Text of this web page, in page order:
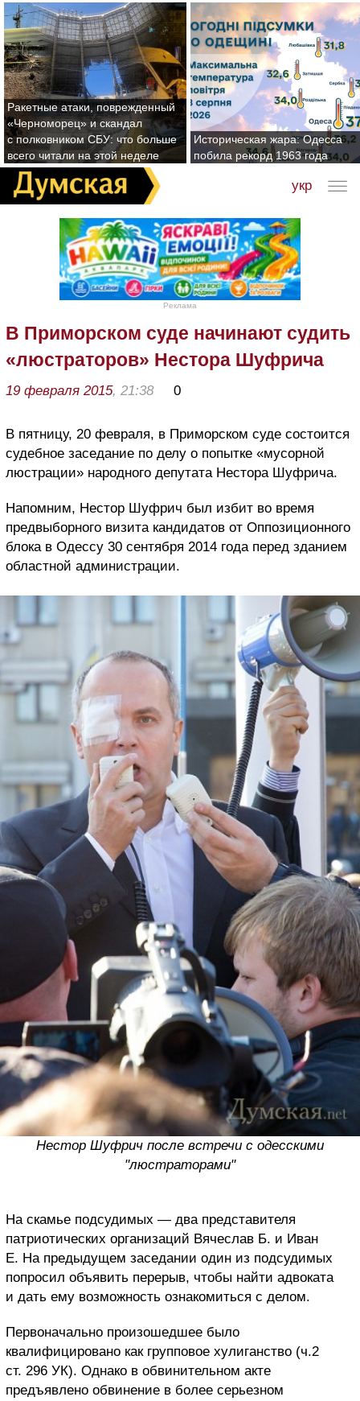
Ракетные атаки, поврежденный
«Черноморец» и скандал
с полковником СБУ: что больше
всего читали на этой неделе
Историческая жара: Одесса
побила рекорд 1963 года
укр
Реклама
В Приморском суде начинают судить
«люстраторов» Нестора Шуфрича
19 февраля 2015, 21:38 0
В пятницу, 20 февраля, в Приморском суде состоится
судебное заседание по делу о попытке «мусорной
люстрации» народного депутата Нестора Шуфрича.
Напомним, Нестор Шуфрич был избит во время
предвыборного визита кандидатов от Оппозиционного
блока в Одессу 30 сентября 2014 года перед зданием
областной администрации.
Нестор Шуфрич после встречи с одесскими
"люстраторами"
На скамье подсудимых — два представителя
патриотических организаций Вячеслав Б. и Иван
Е. На предыдущем заседании один из подсудимых
попросил объявить перерыв, чтобы найти адвоката
и дать ему возможность ознакомиться с делом.
Первоначально произошедшее было
квалифицировано как групповое хулиганство (ч.2
ст. 296 УК). Однако в обвинительном акте
предъявлено обвинение в более серьезном